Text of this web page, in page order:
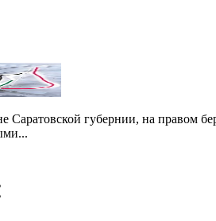
Саратовской губернии, на правом